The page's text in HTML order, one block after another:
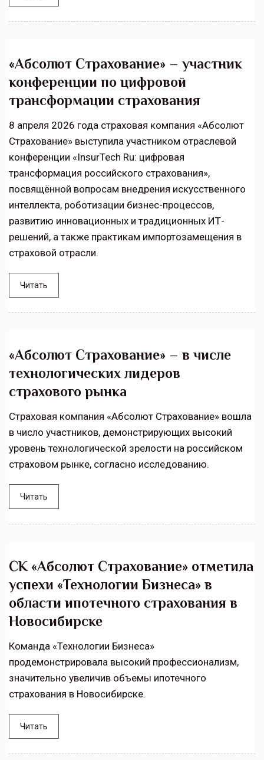
«Абсолют Страхование» – участник
конференции по цифровой
трансформации страхования
8 апреля 2026 года страховая компания «Абсолют
Страхование» выступила участником отраслевой
конференции «InsurTech Ru: цифровая
трансформация российского страхования»,
посвящённой вопросам внедрения искусственного
интеллекта, роботизации бизнес-процессов,
развитию инновационных и традиционных ИТ-
решений, а также практикам импортозамещения в
страховой отрасли.
Читать
«Абсолют Страхование» – в числе
технологических лидеров
страхового рынка
Страховая компания «Абсолют Страхование» вошла
в число участников, демонстрирующих высокий
уровень технологической зрелости на российском
страховом рынке, согласно исследованию.
Читать
СК «Абсолют Страхование» отметила
успехи «Технологии Бизнеса» в
области ипотечного страхования в
Новосибирске
Команда «Технологии Бизнеса»
продемонстрировала высокий профессионализм,
значительно увеличив объемы ипотечного
страхования в Новосибирске.
Читать